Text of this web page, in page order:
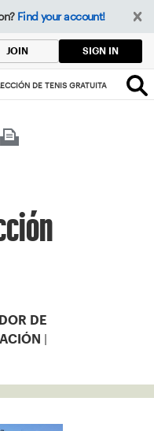
Find your account!
JOIN SIGN IN
DE TENIS GRATUITA
DE